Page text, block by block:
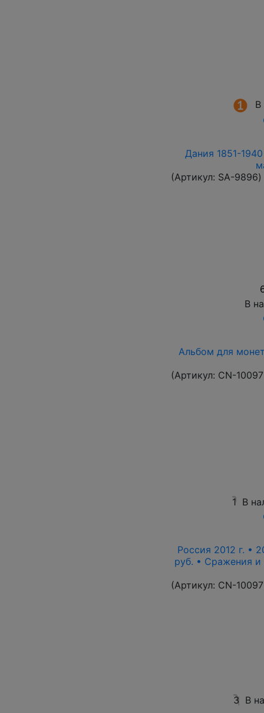
В
Дания 1851-
(Артикул: SA-9896)
В
Альбом для
(Артикул: CN-
1 В
Россия 2012 г. •
руб. • Сражения
(Артикул: CN-10097
3 В